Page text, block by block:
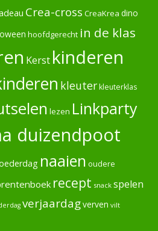
Crea-cross CreaKrea dino
hoofdgerecht in de klas
Kerst kinderen
kleuterkleuterklas
lezen Linkparty
duizendpoot
naaien oudere
recept snack spelen
verjaardagverven vilt